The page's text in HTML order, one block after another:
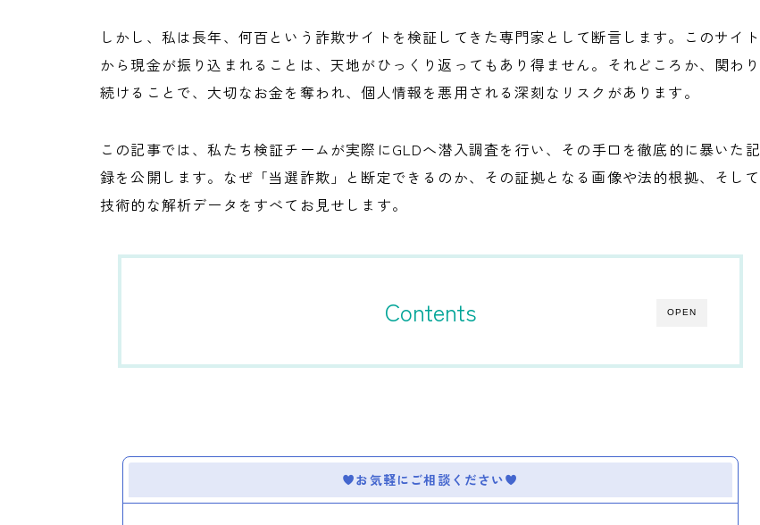
しかし、私は長年、何百という詐欺サイトを検証してきた専門家として断言します。このサイト
から現金が振り込まれることは、天地がひっくり返ってもあり得ません。それどころか、関わり
続けることで、大切なお金を奪われ、個人情報を悪用される深刻なリスクがあります。
この記事では、私たち検証チームが実際にGLDへ潜入調査を行い、その手口を徹底的に暴いた記
録を公開します。なぜ「当選詐欺」と断定できるのか、その証拠となる画像や法的根拠、そして
技術的な解析データをすべてお見せします。
OPEN
Contents
お気軽にご相談ください